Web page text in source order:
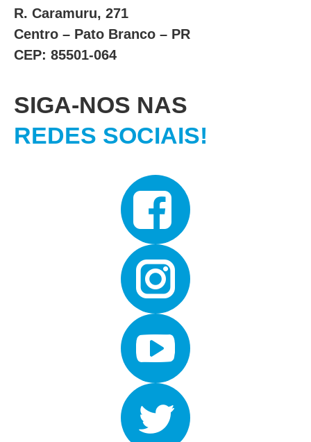
R. Caramuru, 271
Centro – Pato Branco – PR
CEP: 85501-064
SIGA-NOS NAS
REDES SOCIAIS!